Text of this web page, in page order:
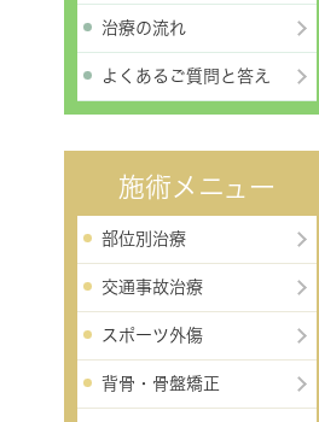
治療の流れ
よくあるご質問と答え
施術メニュー
部位別治療
交通事故治療
スポーツ外傷
背骨・骨盤矯正